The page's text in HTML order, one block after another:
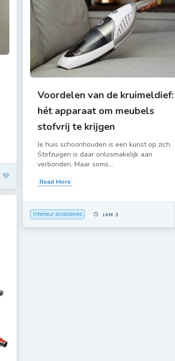
Voordelen van de kruimeldief:
hét apparaat om meubels
stofvrij te krijgen
Je huis schoonhouden is een kunst op zich.
Stofzuigen is daar onlosmakelijk aan
verbonden. Maar soms...
Read More
Interieur accessoires JAN 3